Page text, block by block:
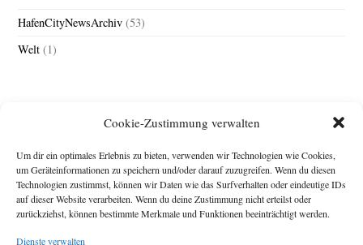
Cookie-Zustimmung verwalten
Um dir ein optimales Erlebnis zu bieten, verwenden wir Technologien wie Cookies,
um Geräteinformationen zu speichern und/oder darauf zuzugreifen. Wenn du diesen
Technologien zustimmst, können wir Daten wie das Surfverhalten oder eindeutige IDs
auf dieser Website verarbeiten. Wenn du deine Zustimmung nicht erteilst oder
zurückziehst, können bestimmte Merkmale und Funktionen beeinträchtigt werden.
Dienste verwalten
HafenCityNewsArchiv (53)
Welt (1)
Impressum
Michael Baden,